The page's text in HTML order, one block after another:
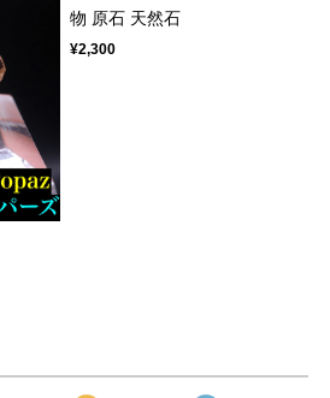
物 原石 天然石
¥2,300